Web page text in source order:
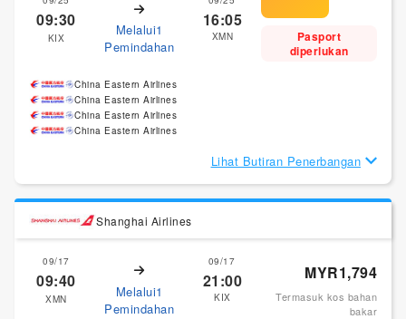
09:30
KIX
Melalui1
Pemindahan
16:05
XMN
Pasport
diperlukan
China Eastern Airlines
China Eastern Airlines
China Eastern Airlines
China Eastern Airlines
Lihat Butiran Penerbangan
Shanghai Airlines
09/17
09:40
XMN
Melalui1
Pemindahan
09/17
21:00
KIX
MYR1,794
Termasuk kos bahan
bakar